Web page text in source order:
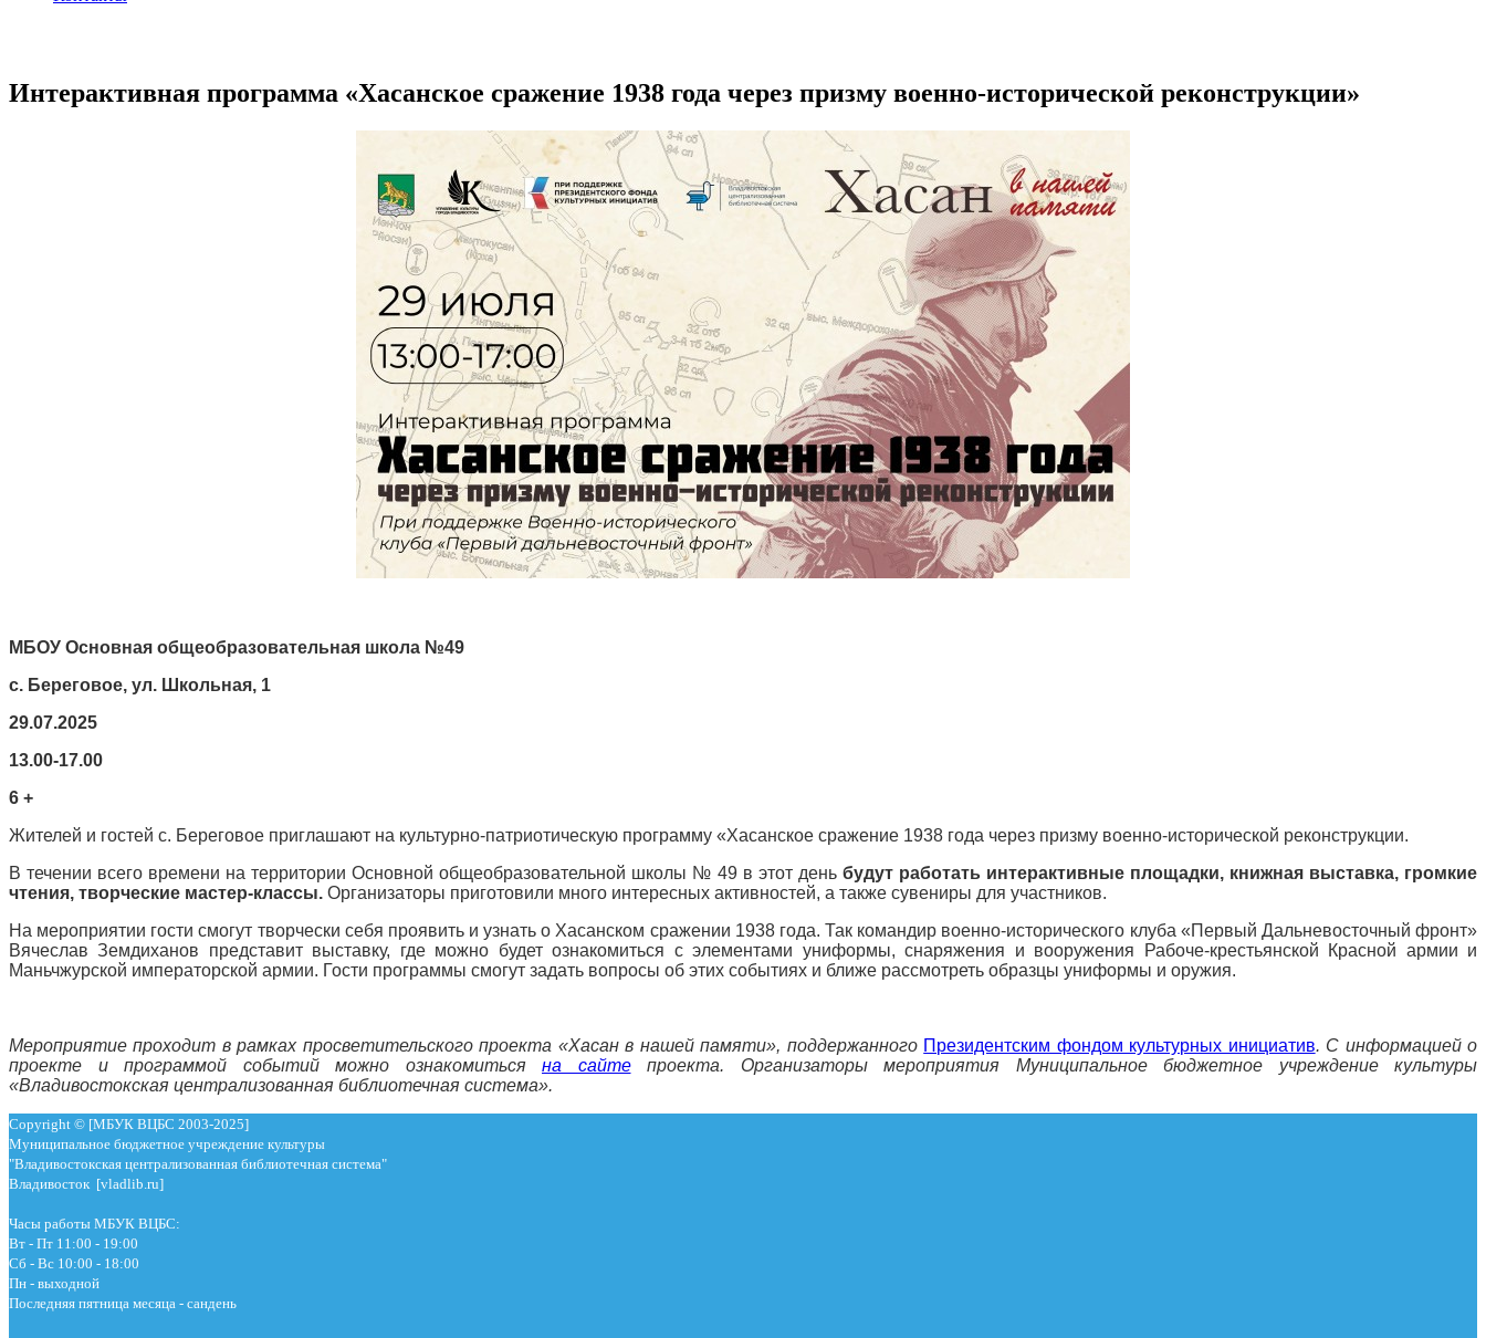
Интерактивная программа «Хасанское сражение 1938 года через призму военно-исторической реконструкции»
МБОУ Основная общеобразовательная школа №49
с. Береговое, ул. Школьная, 1
29.07.2025
13.00-17.00
6 +
Жителей и гостей с. Береговое приглашают на культурно-патриотическую программу «Хасанское сражение 1938 года через призму военно-исторической реконструкции.
В течении всего времени на территории Основной общеобразовательной школы № 49 в этот день будут работать интерактивные площадки, книжная выставка, громкие
чтения, творческие мастер-классы. Организаторы приготовили много интересных активностей, а также сувениры для участников.
На мероприятии гости смогут творчески себя проявить и узнать о Хасанском сражении 1938 года. Так командир военно-исторического клуба «Первый Дальневосточный фронт»
Вячеслав Земдиханов представит выставку, где можно будет ознакомиться с элементами униформы, снаряжения и вооружения Рабоче-крестьянской Красной армии и
Маньчжурской императорской армии. Гости программы смогут задать вопросы об этих событиях и ближе рассмотреть образцы униформы и оружия.
Мероприятие проходит в рамках просветительского проекта «Хасан в нашей памяти», поддержанного Президентским фондом культурных инициатив. С информацией о
проекте и программой событий можно ознакомиться на сайтепроекта. Организаторы мероприятия Муниципальное бюджетное учреждение культуры
«Владивостокская централизованная библиотечная система».
Copyright © [МБУК ВЦБС 2003-2025]
Муниципальное бюджетное учреждение культуры
"Владивостокская централизованная библиотечная система"
Владивосток [vladlib.ru]
Часы работы МБУК ВЦБС:
Вт - Пт 11:00 - 19:00
Сб - Вс 10:00 - 18:00
Пн - выходной
Последняя пятница месяца - сандень